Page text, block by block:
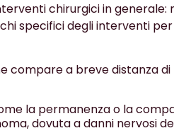
chirurgici in
specifici degli interventi per
compare a breve distanza
la permanenza o la
dovuta a danni nervosi